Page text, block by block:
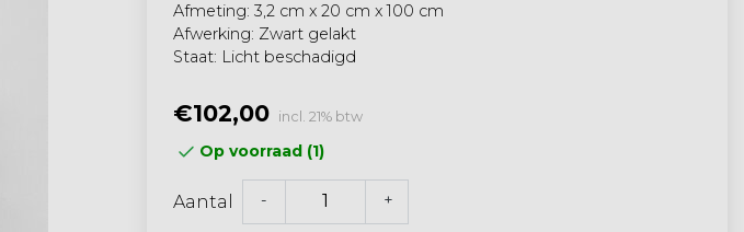
Afmeting: 3,2 cm x 20 cm x 100 cm
Afwerking: Zwart gelakt
Staat: Licht beschadigd
€102,00 incl. 21% btw
Op voorraad (1)
Aantal - +